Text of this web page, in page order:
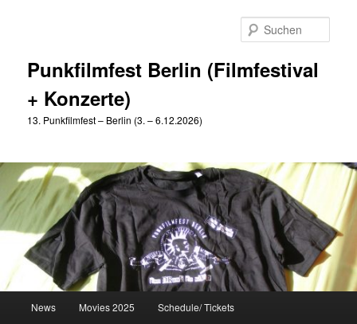
Punkfilmfest Berlin (Filmfestival
+ Konzerte)
13. Punkfilmfest – Berlin (3. – 6.12.2026)
News Movies 2025 Schedule/ Tickets